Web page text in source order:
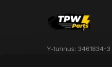
Y-tunnus: 3461834-3